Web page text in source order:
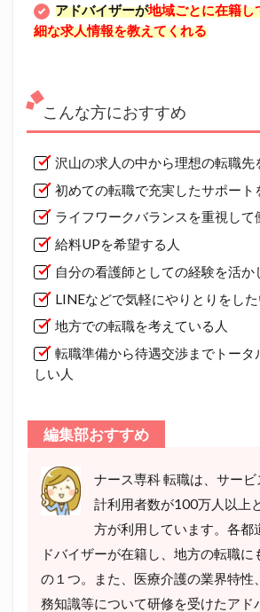
アドバイザーが地域ごとに在籍し
細な求人情報を教えてくれる
こんな方におすすめ
沢山の求人の中から理想の転職先
初めての転職で充実したサポート
ライフワークバランスを重視して
給料UPを希望する人
自分の看護師としての経験を活か
LINEなどで気軽にやりとりをした
地方での転職を考えている人
転職準備から待遇交渉までトータ
しい人
編集部おすすめ
ナース専科 転職は、サー
計利用者数が100万人以上
方が利用しています。各都
ドバイザーが在籍し、地方の転職に
の１つ。また、医療介護の業界特性
務知識等について研修を受けたアド